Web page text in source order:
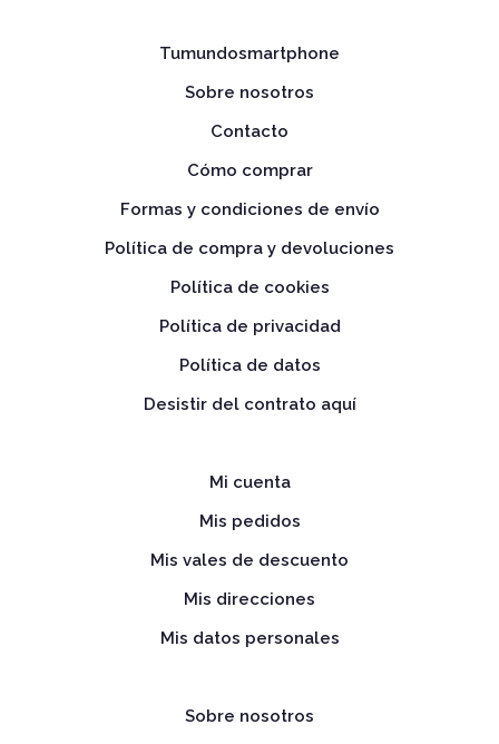
Tumundosmartphone
Sobre nosotros
Contacto
Cómo comprar
Formas y condiciones de envío
Política de compra y devoluciones
Política de cookies
Política de privacidad
Política de datos
Desistir del contrato aquí
Mi cuenta
Mis pedidos
Mis vales de descuento
Mis direcciones
Mis datos personales
Sobre nosotros